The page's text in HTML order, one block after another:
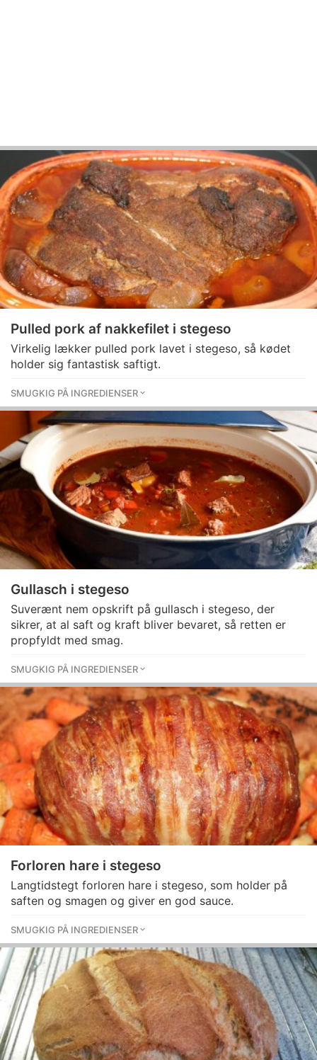
Pulled pork af nakkefilet i stegeso
Virkelig lækker pulled pork lavet i stegeso, så kødet
holder sig fantastisk saftigt.
SMUGKIG PÅ INGREDIENSER
Gullasch i stegeso
Suverænt nem opskrift på gullasch i stegeso, der
sikrer, at al saft og kraft bliver bevaret, så retten er
propfyldt med smag.
SMUGKIG PÅ INGREDIENSER
Forloren hare i stegeso
Langtidstegt forloren hare i stegeso, som holder på
saften og smagen og giver en god sauce.
SMUGKIG PÅ INGREDIENSER